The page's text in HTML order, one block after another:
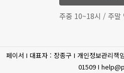
주중 10~18시 / 주말
페이서 I 대표자 : 장종구 I 개인정보관리
01509 I